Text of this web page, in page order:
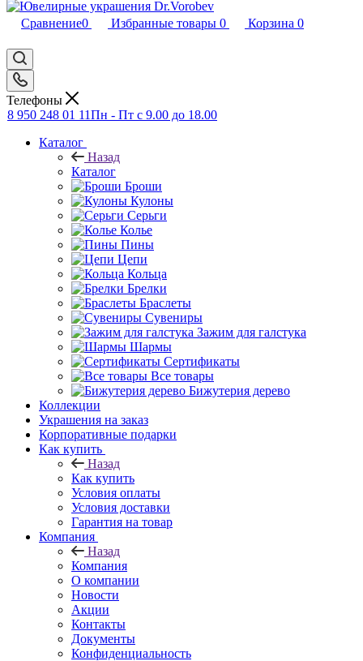
Сравнение0 Избранные товары 0 Корзина 0
Телефоны
8 950 248 01 11Пн - Пт с 9.00 до 18.00
Каталог
Назад
Каталог
Броши
Кулоны
Серьги
Колье
Пины
Цепи
Кольца
Брелки
Браслеты
Сувениры
Зажим для галстука
Шармы
Сертификаты
Все товары
Бижутерия дерево
Коллекции
Украшения на заказ
Корпоративные подарки
Как купить
Назад
Как купить
Условия оплаты
Условия доставки
Гарантия на товар
Компания
Назад
Компания
О компании
Новости
Акции
Контакты
Документы
Конфиденциальность